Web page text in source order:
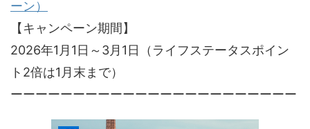
ーン）
【キャンペーン期間】
2026年1月1日～3月1日（ライフステータスポイン
ト2倍は1月末まで）
ーーーーーーーーーーーーーーーーーーーーーーー